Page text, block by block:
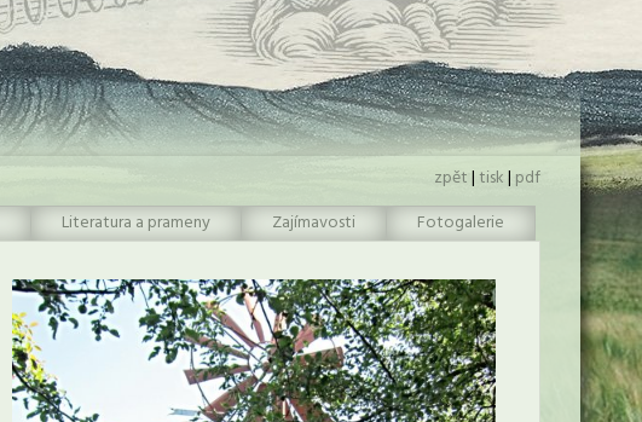
zpět|tisk|pdf
Literatura a prameny Zajímavosti Fotogalerie